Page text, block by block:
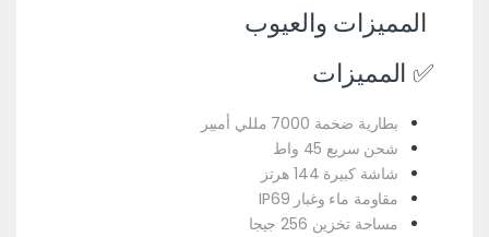
المميزات والعيوب
✅ المميزات
بطارية ضخمة 7000 مللي أمبير
شحن سريع 45 واط
شاشة كبيرة 144 هرتز
مقاومة ماء وغبار IP69
مساحة تخزين 256 جيجا